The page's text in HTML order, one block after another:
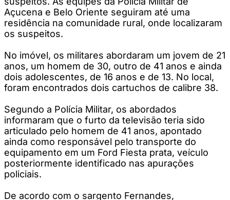
Açucena e Belo Oriente seguiram até uma
residência na comunidade rural, onde localizaram
os suspeitos.
No imóvel, os militares abordaram um jovem de 21
anos, um homem de 30, outro de 41 anos e ainda
dois adolescentes, de 16 anos e de 13. No local,
foram encontrados dois cartuchos de calibre 38.
Segundo a Polícia Militar, os abordados
informaram que o furto da televisão teria sido
articulado pelo homem de 41 anos, apontado
ainda como responsável pelo transporte do
equipamento em um Ford Fiesta prata, veículo
posteriormente identificado nas apurações
policiais.
De acordo com o sargento Fernandes,